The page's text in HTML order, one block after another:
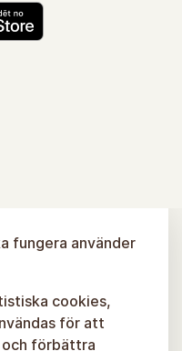
fungera använder
cookies,
för att
och förbättra